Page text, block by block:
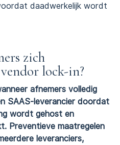
daadwerkelijk wordt
zich
lock-in?
afnemers volledig
SAAS-leverancier doordat
wordt gehost en
Preventieve maatregelen
leveranciers,